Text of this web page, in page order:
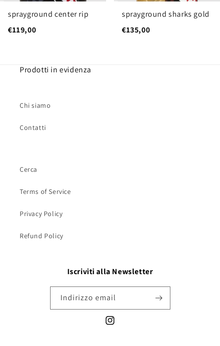
sprayground center rip
€119,00
sprayground sharks gold
€135,00
Prodotti in evidenza
Chi siamo
Contatti
Cerca
Terms of Service
Privacy Policy
Refund Policy
Iscriviti alla Newsletter
Indirizzo email
Instagram